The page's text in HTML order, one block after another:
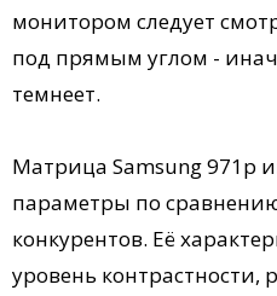
монитором следует
под прямым углом -
темнеет.
Матрица Samsung 971p
параметры по
конкурентов. Её
уровень контрастности,